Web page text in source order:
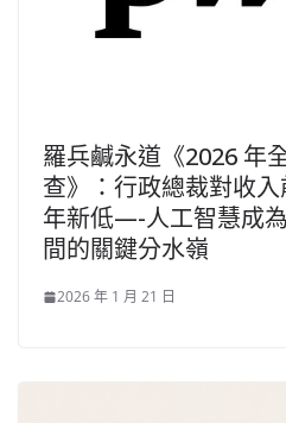
羅兵鹹永道《2026 年
查》：行政總裁對收
年新低—-人工智慧成
間的關鍵分水嶺
2026 年 1 月 21 日